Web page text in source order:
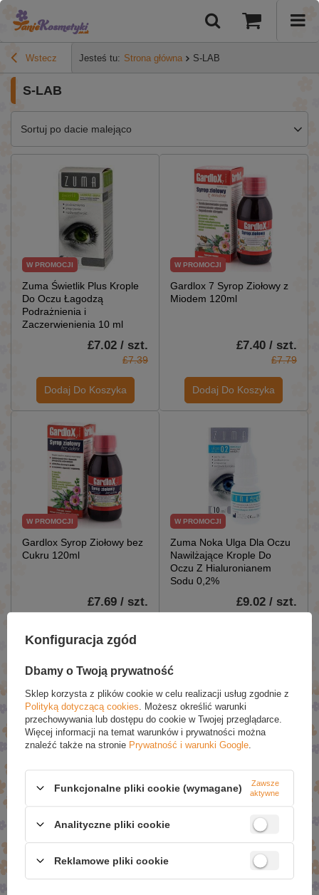
Wstecz Jesteś tu: Strona główna S-LAB
S-LAB
Sortuj po dacie malejąco
W PROMOCJI
Zuma Świetlik Plus Krople
Do Oczu Łagodzą
Podrażnienia i
Zaczerwienienia 10 ml
£7.02 / szt.
£7.39
Dodaj Do Koszyka
W PROMOCJI
Gardlox 7 Syrop Ziołowy z
Miodem 120ml
£7.40 / szt.
£7.79
Dodaj Do Koszyka
W PROMOCJI
Gardlox Syrop Ziołowy bez
Cukru 120ml
£7.69 / szt.
£8.09
Dodaj Do Koszyka
W PROMOCJI
Zuma Noka Ulga Dla Oczu
Nawilżające Krople Do
Oczu Z Hialuronianem
Sodu 0,2%
£9.02 / szt.
£9.49
PROMOCJE
Nawilżająco – Kojąca Woda
Micelarna do Oczyszczania
Nawilżająco - Kojący Tonik
Mleczny dla Skóry Suchej i
Konfiguracja zgód
Dbamy o Twoją prywatność
Sklep korzysta z plików cookie w celu realizacji usług zgodnie z
Polityką dotyczącą cookies . Możesz określić warunki
przechowywania lub dostępu do cookie w Twojej przeglądarce.
Więcej informacji na temat warunków i prywatności można
znaleźć także na stronie Prywatność i warunki Google
Funkcjonalne pliki cookie (wymagane)
Zawsze
aktywne
Analityczne pliki cookie
Reklamowe pliki cookie